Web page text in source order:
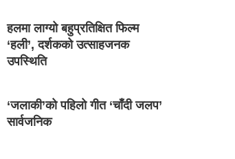
हलमा लाग्यो बहुप्रतिक्षित फिल्म
‘हली’, दर्शकको उत्साहजनक
उपस्थिति
‘जलाकी’को पहिलो गीत ‘चाँदी जलप’
सार्वजनिक